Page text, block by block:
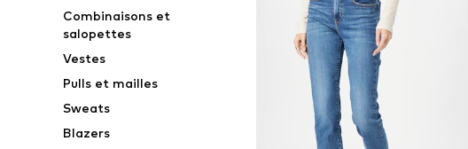
Combinaisons et
salopettes
Vestes
Pulls et mailles
Sweats
Blazers